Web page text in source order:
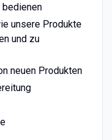
bedienen
unsere Produkte
und zu
neuen Produkten